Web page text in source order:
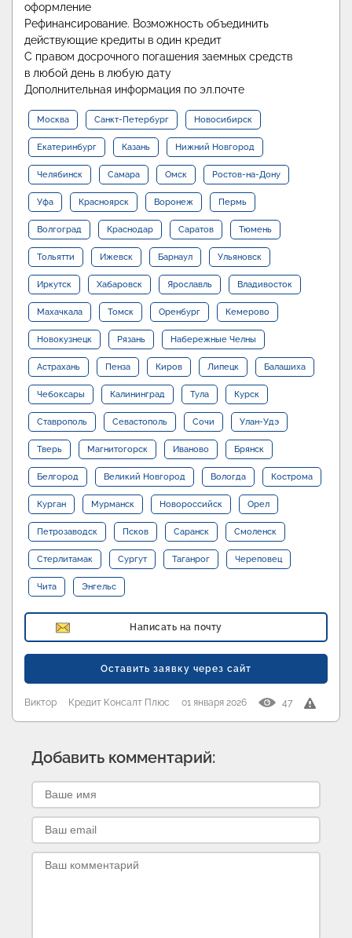
оформление
Рефинансирование. Возможность объединить
действующие кредиты в один кредит
С правом досрочного погашения заемных средств
в любой день в любую дату
Дополнительная информация по эл.почте
Москва Санкт-Петербург Новосибирск
Екатеринбург Казань Нижний Новгород
Челябинск Самара Омск Ростов-на-Дону
Уфа Красноярск Воронеж Пермь
Волгоград Краснодар Саратов Тюмень
Тольятти Ижевск Барнаул Ульяновск
Иркутск Хабаровск Ярославль Владивосток
Махачкала Томск Оренбург Кемерово
Новокузнецк Рязань Набережные Челны
Астрахань Пенза Киров Липецк Балашиха
Чебоксары Калининград Тула Курск
Ставрополь Севастополь Сочи Улан-Удэ
Тверь Магнитогорск Иваново Брянск
Белгород Великий Новгород Вологда Кострома
Курган Мурманск Новороссийск Орел
Петрозаводск Псков Саранск Смоленск
Стерлитамак Сургут Таганрог Череповец
Чита Энгельс
Написать на почту
Оставить заявку через сайт
Виктор Кредит Консалт Плюс 01 января 2026 47
Добавить комментарий: